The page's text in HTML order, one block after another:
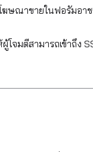
ษณาขายในฟอรัมอา
มตีสามารถเข้าถึง